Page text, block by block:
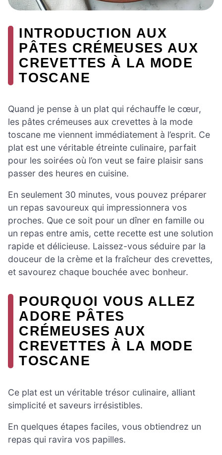
INTRODUCTION AUX
PÂTES CRÉMEUSES AUX
CREVETTES À LA MODE
TOSCANE
Quand je pense à un plat qui réchauffe le cœur,
les pâtes crémeuses aux crevettes à la mode
toscane me viennent immédiatement à l’esprit. Ce
plat est une véritable étreinte culinaire, parfait
pour les soirées où l’on veut se faire plaisir sans
passer des heures en cuisine.
En seulement 30 minutes, vous pouvez préparer
un repas savoureux qui impressionnera vos
proches. Que ce soit pour un dîner en famille ou
un repas entre amis, cette recette est une solution
rapide et délicieuse. Laissez-vous séduire par la
douceur de la crème et la fraîcheur des crevettes,
et savourez chaque bouchée avec bonheur.
POURQUOI VOUS ALLEZ
ADORE PÂTES
CRÉMEUSES AUX
CREVETTES À LA MODE
TOSCANE
Ce plat est un véritable trésor culinaire, alliant
simplicité et saveurs irrésistibles.
En quelques étapes faciles, vous obtiendrez un
repas qui ravira vos papilles.